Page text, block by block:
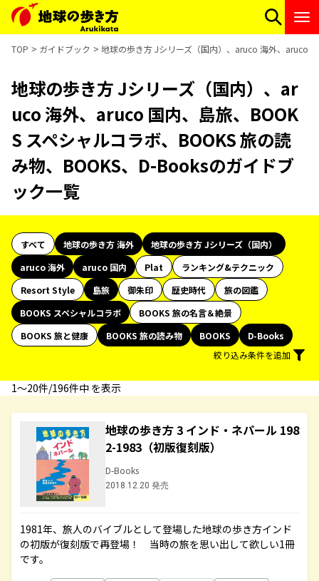
TOP ガイドブック 地球の歩き方 Jシリーズ（国内）、aruco 海外、aruco
地球の歩き方 Jシリーズ（国内）、ar
uco 海外、aruco 国内、島旅、BOOK
S スペシャルコラボ、BOOKS 旅の読
み物、BOOKS、D-Booksのガイドブ
ック一覧
すべて 地球の歩き方 海外
地球の歩き方 Jシリーズ（国内）
aruco 海外
aruco 国内 Plat
ランキング&テクニック
Resort Style
島旅 御朱印 歴史時代
旅の図鑑
BOOKS スペシャルコラボ
BOOKS 旅の名言＆絶景
BOOKS 旅と健康
BOOKS 旅の読み物 BOOKS
D-Books
絞り込み条件を追加
1〜20件/196件中 を表示
地球の歩き方 3 インド・ネパール 198
2-1983（初版復刻版）
D-Books
2018.12.20 発売
1981年、旅人のバイブルとして登場した地球の歩き方インド
の初版が復刻版で再登場！ 当時の旅を思い出して欲しい1冊
です。